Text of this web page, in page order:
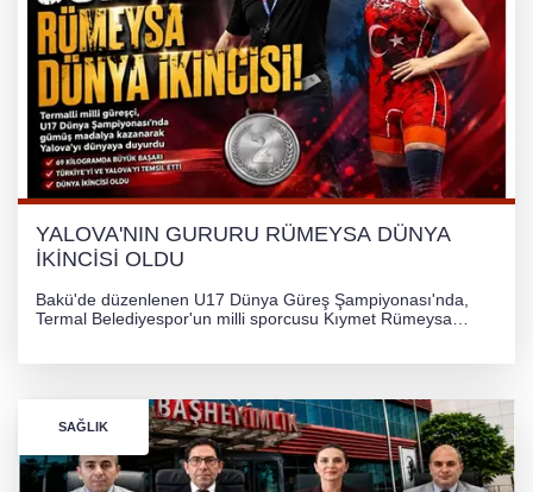
YALOVA'NIN GURURU RÜMEYSA DÜNYA
İKİNCİSİ OLDU
Bakü'de düzenlenen U17 Dünya Güreş Şampiyonası'nda,
Termal Belediyespor'un milli sporcusu Kıymet Rümeysa
SAĞLIK